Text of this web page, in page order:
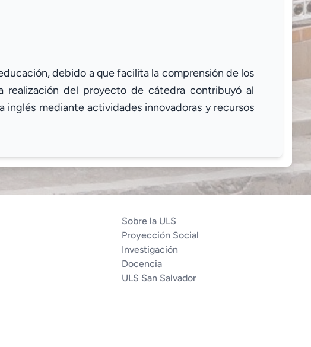
debido a que facilita la comprensión de los
realización del proyecto de cátedra contribuyó al
mediante actividades innovadoras y recursos
Sobre la ULS
Proyección Social
Investigación
Docencia
ULS San Salvador